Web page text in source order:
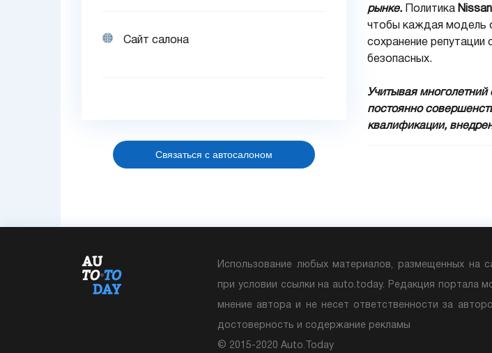
Сайт салона
Связаться с автосалоном
рынке.Политика Nissan
чтобы каждая модель
сохранение репутации
безопасных.
Учитывая
постоянно
квалификации,
подобрать
модели и
благодаря
минимальным
А воспользовавшись
Использование любых материалов, размещенных на
при условии ссылки на auto.today. Редакция портала
мнение автора и не несет ответственности за
достоверность и содержание рекламы
© 2015-2020 Auto.Today